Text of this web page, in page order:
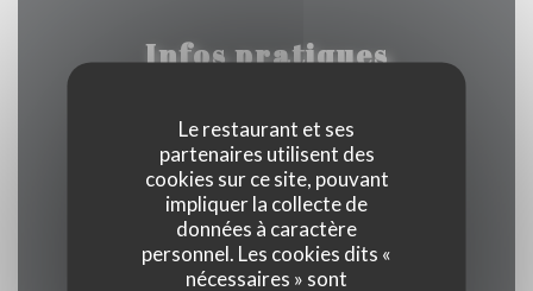
Le restaurant et ses
partenaires utilisent des
cookies sur ce site, pouvant
impliquer la collecte de
données à caractère
personnel. Les cookies dits «
nécessaires » sont
Infos pratiques
Cuisine
Traditionnel, Produits frais, Terroir
Type de restaurant